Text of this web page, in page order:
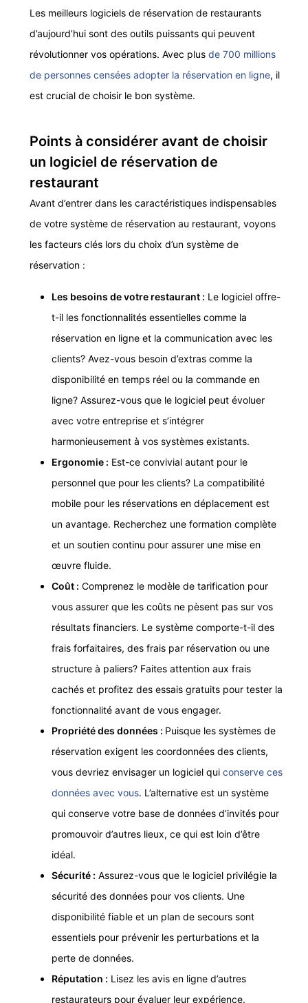
Les meilleurs logiciels de réservation de restaurants
d’aujourd’hui sont des outils puissants qui peuvent
révolutionner vos opérations. Avec plus de 700 millions
de personnes censées adopter la réservation en ligne, il
est crucial de choisir le bon système.
Points à considérer avant de choisir
un logiciel de réservation de
restaurant
Avant d’entrer dans les caractéristiques indispensables
de votre système de réservation au restaurant, voyons
les facteurs clés lors du choix d’un système de
réservation :
Les besoins de votre restaurant : Le logiciel offre-
t-il les fonctionnalités essentielles comme la
réservation en ligne et la communication avec les
clients? Avez-vous besoin d’extras comme la
disponibilité en temps réel ou la commande en
ligne? Assurez-vous que le logiciel peut évoluer
avec votre entreprise et s’intégrer
harmonieusement à vos systèmes existants.
Ergonomie : Est-ce convivial autant pour le
personnel que pour les clients? La compatibilité
mobile pour les réservations en déplacement est
un avantage. Recherchez une formation complète
et un soutien continu pour assurer une mise en
œuvre fluide.
Coût : Comprenez le modèle de tarification pour
vous assurer que les coûts ne pèsent pas sur vos
résultats financiers. Le système comporte-t-il des
frais forfaitaires, des frais par réservation ou une
structure à paliers? Faites attention aux frais
cachés et profitez des essais gratuits pour tester la
fonctionnalité avant de vous engager.
Propriété des données : Puisque les systèmes de
réservation exigent les coordonnées des clients,
vous devriez envisager un logiciel qui conserve ces
données avec vous. L’alternative est un système
qui conserve votre base de données d’invités pour
promouvoir d’autres lieux, ce qui est loin d’être
idéal.
Sécurité : Assurez-vous que le logiciel privilégie la
sécurité des données pour vos clients. Une
disponibilité fiable et un plan de secours sont
essentiels pour prévenir les perturbations et la
perte de données.
Réputation : Lisez les avis en ligne d’autres
restaurateurs pour évaluer leur expérience.